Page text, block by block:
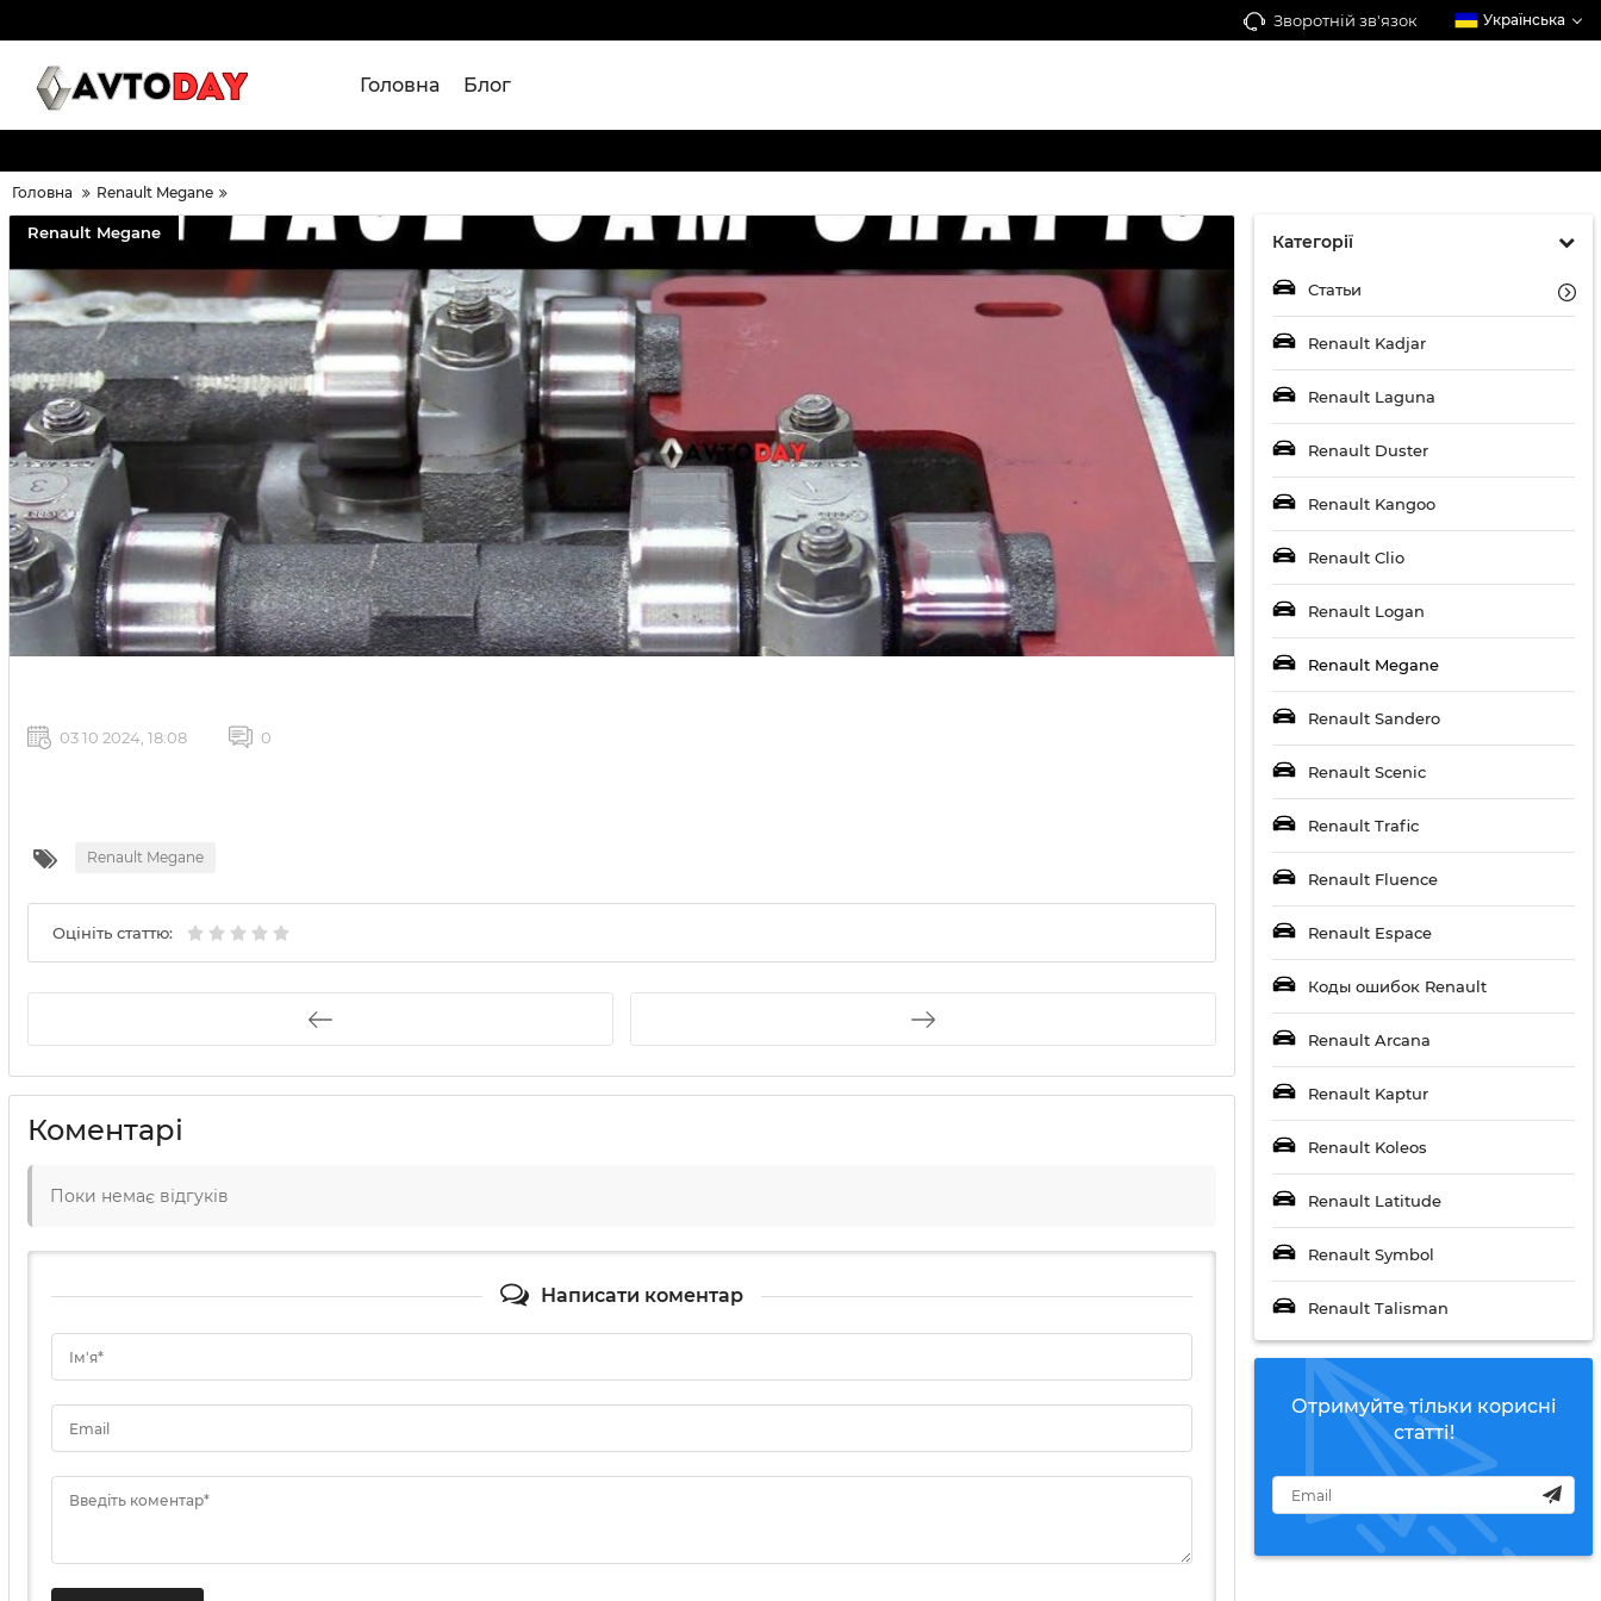
Зворотній зв'язок Українська
Головна Блог
Головна Renault Megane
Категорії
Статьи
Renault Kadjar
Renault Laguna
Renault Duster
Renault Kangoo
Renault Clio
Renault Logan
Renault Megane
Renault Sandero
Renault Scenic
Renault Trafic
Renault Fluence
Renault Espace
Коды ошибок Renault
Renault Arcana
Renault Kaptur
Renault Koleos
Renault Latitude
Renault Symbol
Renault Talisman
Отримуйте тільки корисні
статті!
Renault Megane
03 10 2024, 18:08 0
Renault Megane
Оцініть статтю:
Коментарі
Поки немає відгуків
Написати коментар
Ім'я*
Email
Введіть коментар*